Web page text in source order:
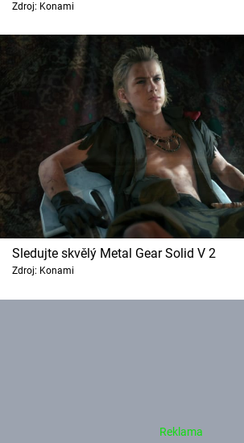
Hry
Cool Esport
Pořady
TV Program
Sledujte prima+
Přihlášení
Sledujte nás
Zdroj: Konami
Sledujte skvělý Metal Gear Solid V 2
Zdroj: Konami